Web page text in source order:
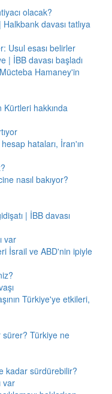
olacak?
davası tatlıya
Usul esası belirler
| İBB davası başladı
Hamaney'in
hakkında
hataları, İran'ın
nasıl bakıyor?
| İBB davası
var
İsrail ve ABD'nin ipiyle
Türkiye'ye etkileri,
sürer? Türkiye ne
kadar sürdürebilir?
var